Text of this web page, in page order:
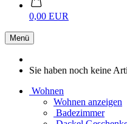
0,00 EUR
Menü
Sie haben noch keine
Wohnen
Wohnen anzeigen
Badezimmer